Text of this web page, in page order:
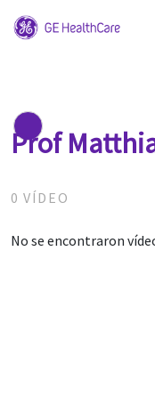
Prof
0 VÍDEO
No se encontraron